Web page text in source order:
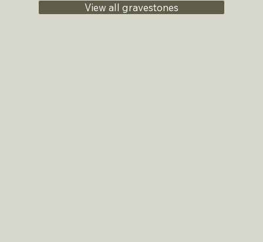
View all gravestones